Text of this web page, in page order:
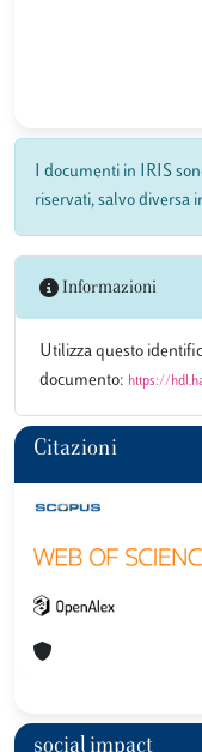
I documenti in IRIS
riservati, salvo diversa
Informazioni
Utilizza questo
documento: https://
Citazioni
social impact